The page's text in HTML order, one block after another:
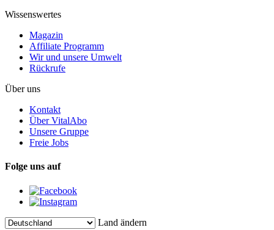
Wissenswertes
Magazin
Affiliate Programm
Wir und unsere Umwelt
Rückrufe
Über uns
Kontakt
Über VitalAbo
Unsere Gruppe
Freie Jobs
Folge uns auf
Land ändern